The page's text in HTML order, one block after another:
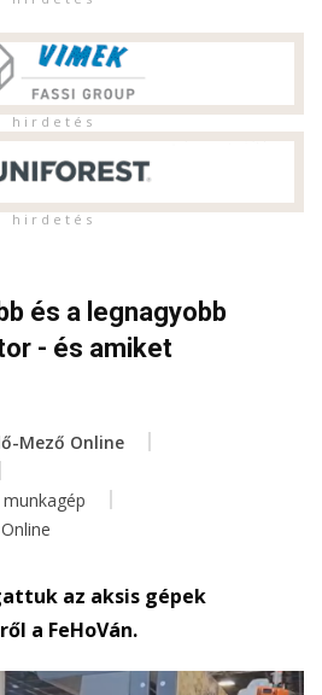
h i r d e t é s
h i r d e t é s
és a legnagyobb
- és amiket
Mező Online
munkagép
az aksis gépek
a FeHoVán.